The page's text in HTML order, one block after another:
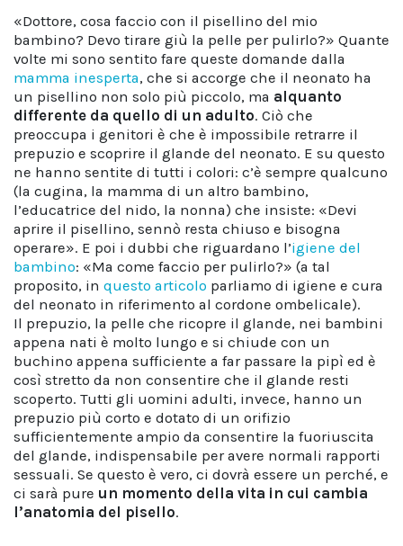
«Dottore, cosa faccio con il pisellino del mio
bambino? Devo tirare giù la pelle per pulirlo?» Quante
volte mi sono sentito fare queste domande dalla
mamma inesperta, che si accorge che il neonato ha
un pisellino non solo più piccolo, ma alquanto
differente da quello di un adulto. Ciò che
preoccupa i genitori è che è impossibile retrarre il
prepuzio e scoprire il glande del neonato. E su questo
ne hanno sentite di tutti i colori: c’è sempre qualcuno
(la cugina, la mamma di un altro bambino,
l’educatrice del nido, la nonna) che insiste: «Devi
aprire il pisellino, sennò resta chiuso e bisogna
operare». E poi i dubbi che riguardano l’igiene del
bambino: «Ma come faccio per pulirlo?» (a tal
proposito, in questo articolo parliamo di igiene e cura
del neonato in riferimento al cordone ombelicale).
Il prepuzio, la pelle che ricopre il glande, nei bambini
appena nati è molto lungo e si chiude con un
buchino appena sufficiente a far passare la pipì ed è
così stretto da non consentire che il glande resti
scoperto. Tutti gli uomini adulti, invece, hanno un
prepuzio più corto e dotato di un orifizio
sufficientemente ampio da consentire la fuoriuscita
del glande, indispensabile per avere normali rapporti
sessuali. Se questo è vero, ci dovrà essere un perché, e
ci sarà pure un momento della vita in cui cambia
l’anatomia del pisello.